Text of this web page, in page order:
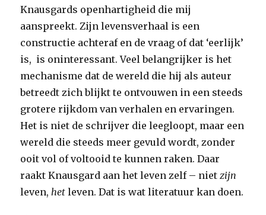
Knausgards openhartigheid die mij
aanspreekt. Zijn levensverhaal is een
constructie achteraf en de vraag of dat ‘eerlijk’
is, is oninteressant. Veel belangrijker is het
mechanisme dat de wereld die hij als auteur
betreedt zich blijkt te ontvouwen in een steeds
grotere rijkdom van verhalen en ervaringen.
Het is niet de schrijver die leegloopt, maar een
wereld die steeds meer gevuld wordt, zonder
ooit vol of voltooid te kunnen raken. Daar
raakt Knausgard aan het leven zelf – niet zijn
leven,het leven. Dat is wat literatuur kan doen.